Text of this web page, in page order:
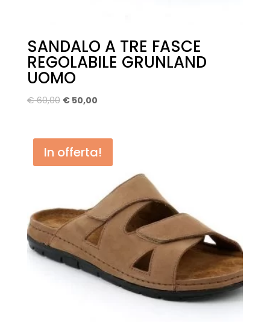
SANDALO A TRE FASCE
REGOLABILE GRUNLAND
UOMO
€60,00 Il
era:
€ 60,00.
€50,00Il
è:
€ 50,00.
In offerta!